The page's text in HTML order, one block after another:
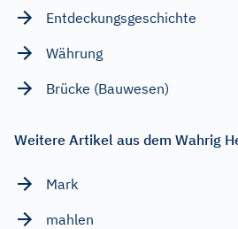
Entdeckungsgeschichte
Währung
Brücke (Bauwesen)
Weitere Artikel aus dem Wahrig
Mark
mahlen